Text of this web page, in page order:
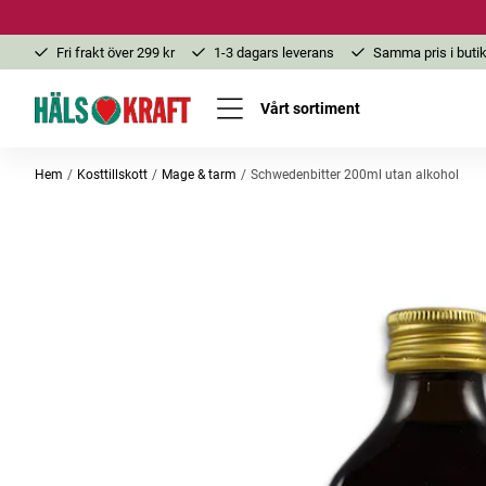
Fri frakt över 299 kr 1-3 dagars leverans Samma pris i
Vårt sortiment
Hem Kosttillskott Mage & tarm Schwedenbitter 200ml utan alkohol